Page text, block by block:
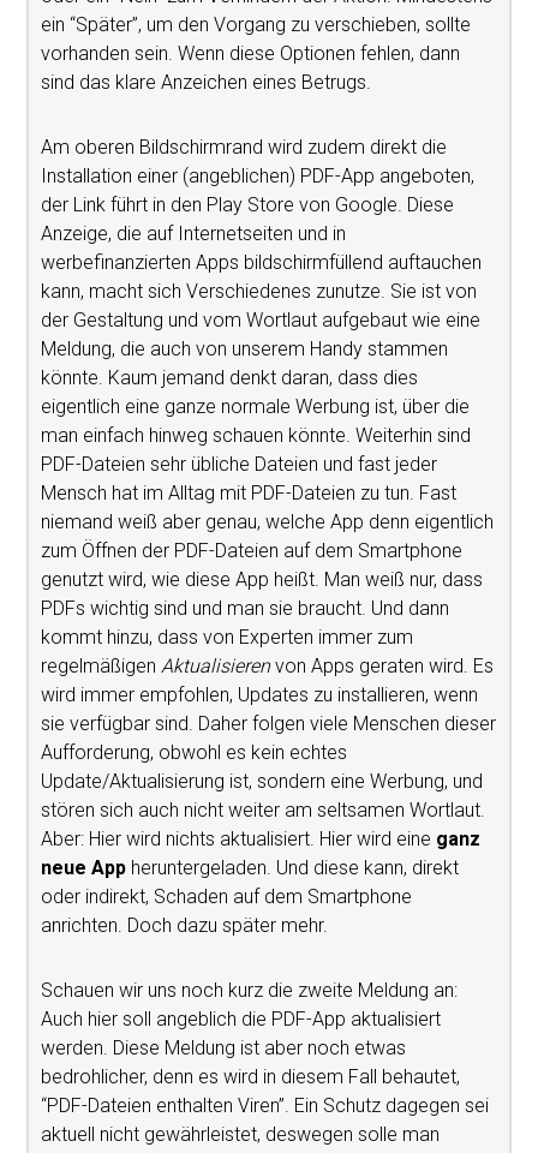
ein “Später”, um den Vorgang zu verschieben, sollte
vorhanden sein. Wenn diese Optionen fehlen, dann
sind das klare Anzeichen eines Betrugs.
Am oberen Bildschirmrand wird zudem direkt die
Installation einer (angeblichen) PDF-App angeboten,
der Link führt in den Play Store von Google. Diese
Anzeige, die auf Internetseiten und in
werbefinanzierten Apps bildschirmfüllend auftauchen
kann, macht sich Verschiedenes zunutze. Sie ist von
der Gestaltung und vom Wortlaut aufgebaut wie eine
Meldung, die auch von unserem Handy stammen
könnte. Kaum jemand denkt daran, dass dies
eigentlich eine ganze normale Werbung ist, über die
man einfach hinweg schauen könnte. Weiterhin sind
PDF-Dateien sehr übliche Dateien und fast jeder
Mensch hat im Alltag mit PDF-Dateien zu tun. Fast
niemand weiß aber genau, welche App denn eigentlich
zum Öffnen der PDF-Dateien auf dem Smartphone
genutzt wird, wie diese App heißt. Man weiß nur, dass
PDFs wichtig sind und man sie braucht. Und dann
kommt hinzu, dass von Experten immer zum
regelmäßigenAktualisierenvon Apps geraten wird. Es
wird immer empfohlen, Updates zu installieren, wenn
sie verfügbar sind. Daher folgen viele Menschen dieser
Aufforderung, obwohl es kein echtes
Update/Aktualisierung ist, sondern eine Werbung, und
stören sich auch nicht weiter am seltsamen Wortlaut.
Aber: Hier wird nichts aktualisiert. Hier wird eine ganz
neue App heruntergeladen. Und diese kann, direkt
oder indirekt, Schaden auf dem Smartphone
anrichten. Doch dazu später mehr.
Schauen wir uns noch kurz die zweite Meldung an:
Auch hier soll angeblich die PDF-App aktualisiert
werden. Diese Meldung ist aber noch etwas
bedrohlicher, denn es wird in diesem Fall behautet,
“PDF-Dateien enthalten Viren”. Ein Schutz dagegen sei
aktuell nicht gewährleistet, deswegen solle man